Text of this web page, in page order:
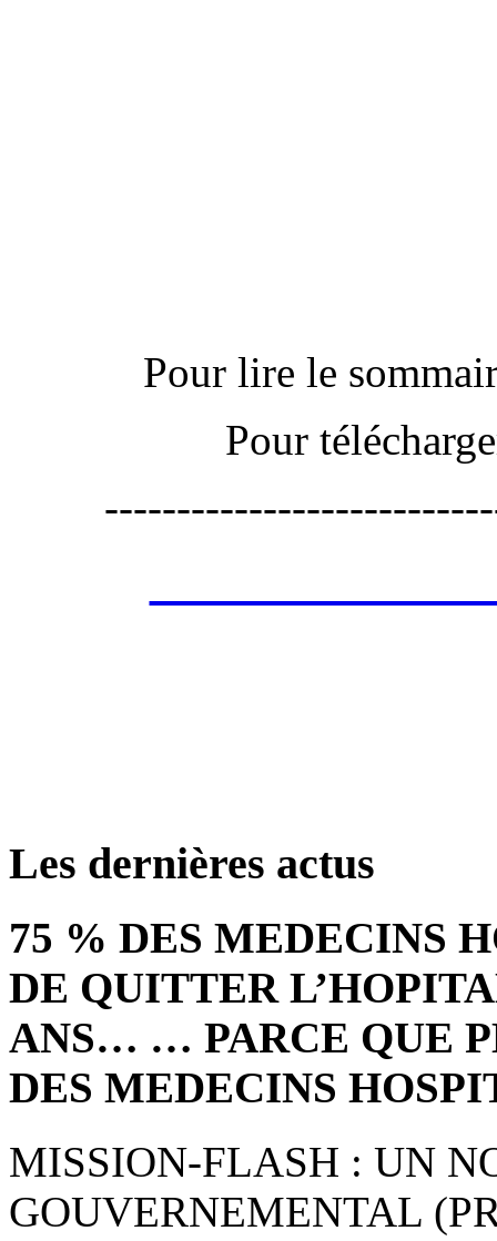
Pour lire le
Pour
Les dernières actus
75 % DES MEDECINS
DE QUITTER
ANS… … PARCE QUE
DES MEDECINS
MISSION-FLASH : UN
GOUVERNEMENTAL